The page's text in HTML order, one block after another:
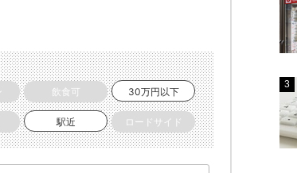
飲食可 30万円以下
駅近 ロードサイド